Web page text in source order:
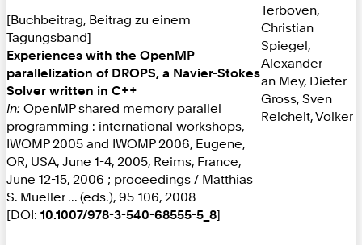
[Buchbeitrag, Beitrag zu einem
Tagungsband]
Experiences with the OpenMP
parallelization of DROPS, a Navier-Stokes
Solver written in C++
In: OpenMP shared memory parallel
programming : international workshops,
IWOMP 2005 and IWOMP 2006, Eugene,
OR, USA, June 1-4, 2005, Reims, France,
June 12-15, 2006 ; proceedings / Matthias
S. Mueller ... (eds.), 95-106, 2008
[DOI: 10.1007/978-3-540-68555-5_8]
Terboven,
Christian
Spiegel,
Alexander
an Mey, Dieter
Gross, Sven
Reichelt, Volker